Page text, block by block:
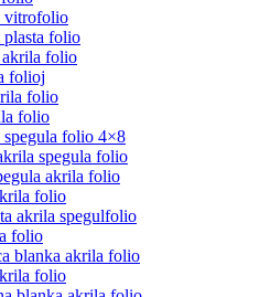
vitrofolio
plasta folio
akrila folio
folioj
folio
folio
spegula folio 4×8
spegula folio
akrila folio
folio
akrila spegulfolio
folio
blanka akrila folio
folio